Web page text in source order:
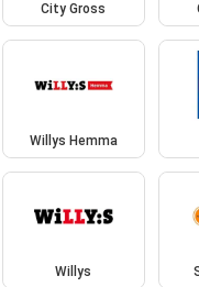
City Gross
Willys Hemma
Willys